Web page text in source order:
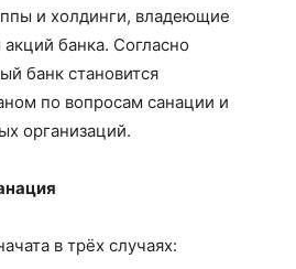
и холдинги, владеющие
банка. Согласно
банк становится
по вопросам санации и
организаций.
в трёх случаях: